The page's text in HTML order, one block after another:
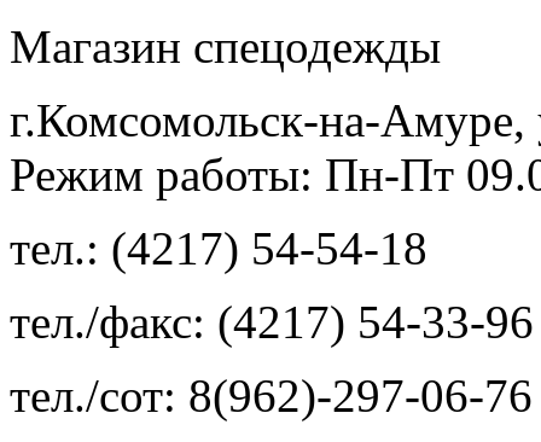
Магазин спецодежды
г.Комсомольск-на-
Режим работы: Пн-Пт
тел.: (4217) 54-54-18
тел./факс: (4217) 54-33-96
тел./сот: 8(962)-297-06-76